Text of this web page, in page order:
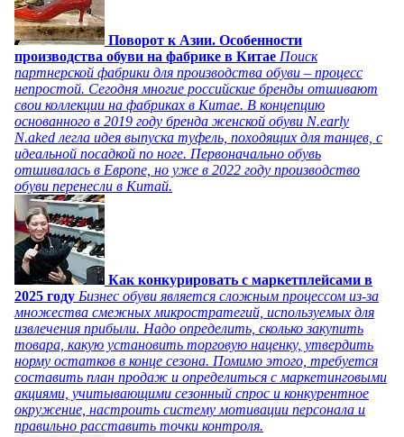
Поворот к Азии. Особенности
производства обуви на фабрике в Китае Поиск
партнерской фабрики для производства обуви – процесс
непростой. Сегодня многие российские бренды отшивают
свои коллекции на фабриках в Китае. В концепцию
основанного в 2019 году бренда женской обуви N.early
N.aked легла идея выпуска туфель, походящих для танцев, с
идеальной посадкой по ноге. Первоначально обувь
отшивалась в Европе, но уже в 2022 году производство
обуви перенесли в Китай.
Как конкурировать с маркетплейсами в
2025 году Бизнес обуви является сложным процессом из-за
множества смежных микростратегий, используемых для
извлечения прибыли. Надо определить, сколько закупить
товара, какую установить торговую наценку, утвердить
норму остатков в конце сезона. Помимо этого, требуется
составить план продаж и определиться с маркетинговыми
акциями, учитывающими сезонный спрос и конкурентное
окружение, настроить систему мотивации персонала и
правильно расставить точки контроля.